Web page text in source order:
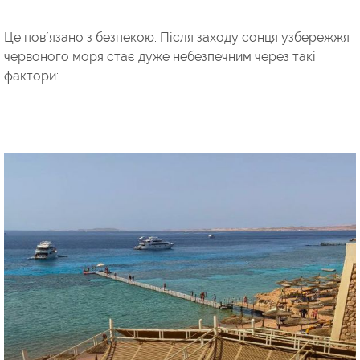
Це повʼязано з безпекою. Після заходу сонця узбережжя
червоного моря стає дуже небезпечним через такі
фактори: